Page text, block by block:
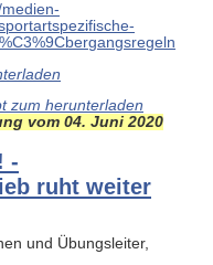
zum herunterladen
vom 04. Juni 2020
-
ruht weiter
und Übungsleiter,